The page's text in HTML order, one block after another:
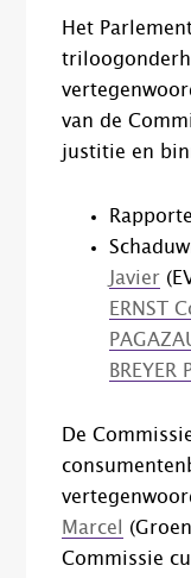
Het
van de
justitie en
Javier
ERNST
BREYER
De
Marcel
Commissie